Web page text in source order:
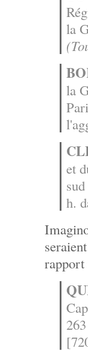
la
la
et
h.
rapport